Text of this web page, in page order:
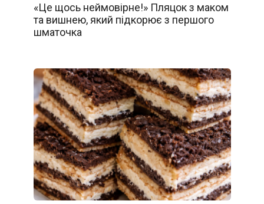
«Це щось неймовірне!» Пляцок з маком
та вишнею, який підкорює з першого
шматочка